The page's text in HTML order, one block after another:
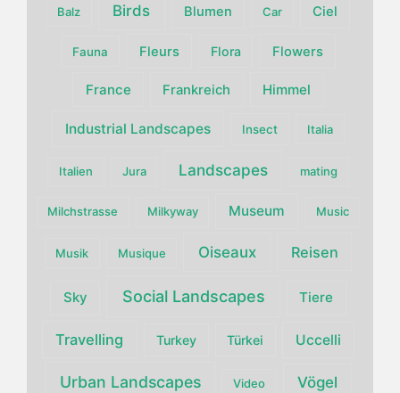
Balz Birds Blumen Car Ciel
Fauna Fleurs Flora Flowers
France Frankreich Himmel
Industrial Landscapes Insect Italia
Italien Jura Landscapes mating
Milchstrasse Milkyway Museum Music
Musik Musique Oiseaux Reisen
Sky Social Landscapes Tiere
Travelling Turkey Türkei Uccelli
Urban Landscapes Video Vögel